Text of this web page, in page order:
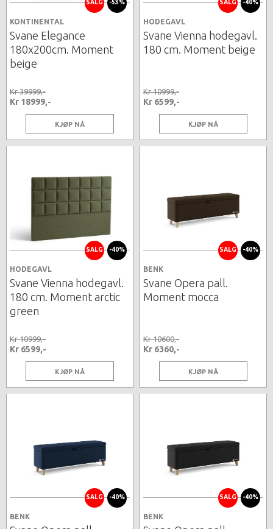
SALG -53%
KONTINENTAL
Svane Elegance
180x200cm. Moment
beige
Kr 39999,-
Kr 18999,-
KJØP NÅ
SALG -40%
HODEGAVL
Svane Vienna hodegavl.
180 cm. Moment beige
Kr 10999,-
Kr 6599,-
KJØP NÅ
SALG -40%
HODEGAVL
Svane Vienna hodegavl.
180 cm. Moment arctic
green
Kr 10999,-
Kr 6599,-
KJØP NÅ
SALG -40%
BENK
Svane Opera pall.
Moment mocca
Kr 10600,-
Kr 6360,-
KJØP NÅ
SALG -40%
BENK
SALG -40%
BENK